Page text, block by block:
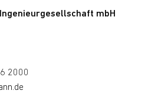
mbH
2000